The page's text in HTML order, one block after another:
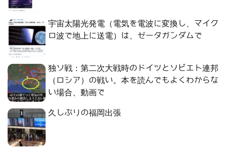
宇宙太陽光発電（電気を電波に変換し、マイク
ロ波で地上に送電）は、ゼータガンダムで
独ソ戦：第二次大戦時のドイツとソビエト連邦
（ロシア）の戦い。本を読んでもよくわからな
い場合、動画で
久しぶりの福岡出張